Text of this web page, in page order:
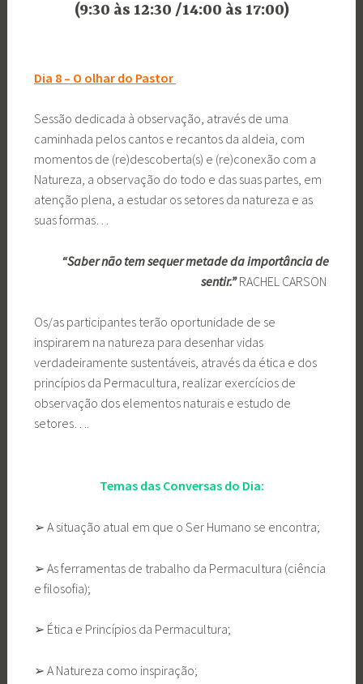
(9:30 às 12:30 /14:00 às 17:00)
Dia 8 – O olhar do Pastor
Sessão dedicada à observação, através de uma
caminhada pelos cantos e recantos da aldeia, com
momentos de (re)descoberta(s) e (re)conexão com a
Natureza, a observação do todo e das suas partes, em
atenção plena, a estudar os setores da natureza e as
suas formas…
“Saber não tem sequer metade da importância de
sentir.”RACHEL CARSON
Os/as participantes terão oportunidade de se
inspirarem na natureza para desenhar vidas
verdadeiramente sustentáveis, através da ética e dos
princípios da Permacultura, realizar exercícios de
observação dos elementos naturais e estudo de
setores….
Temas das Conversas do Dia:
➢ A situação atual em que o Ser Humano se encontra;
➢ As ferramentas de trabalho da Permacultura (ciência
e filosofia);
➢ Ética e Princípios da Permacultura;
➢ A Natureza como inspiração;